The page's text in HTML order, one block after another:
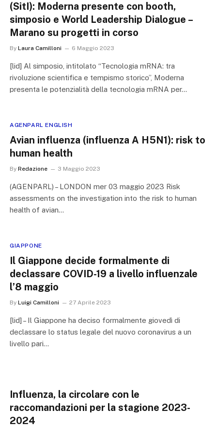
(SitI): Moderna presente con booth,
simposio e World Leadership Dialogue –
Marano su progetti in corso
By Laura Camilloni 6 Maggio 2023
[lid] Al simposio, intitolato “Tecnologia mRNA: tra
rivoluzione scientifica e tempismo storico”, Moderna
presenta le potenzialità della tecnologia mRNA per…
AGENPARL ENGLISH
Avian influenza (influenza A H5N1): risk to
human health
By Redazione 3 Maggio 2023
(AGENPARL) – LONDON mer 03 maggio 2023 Risk
assessments on the investigation into the risk to human
health of avian…
GIAPPONE
Il Giappone decide formalmente di
declassare COVID-19 a livello influenzale
l’8 maggio
By Luigi Camilloni 27 Aprile 2023
[lid] – Il Giappone ha deciso formalmente giovedì di
declassare lo status legale del nuovo coronavirus a un
livello pari…
Influenza, la circolare con le
raccomandazioni per la stagione 2023-
2024